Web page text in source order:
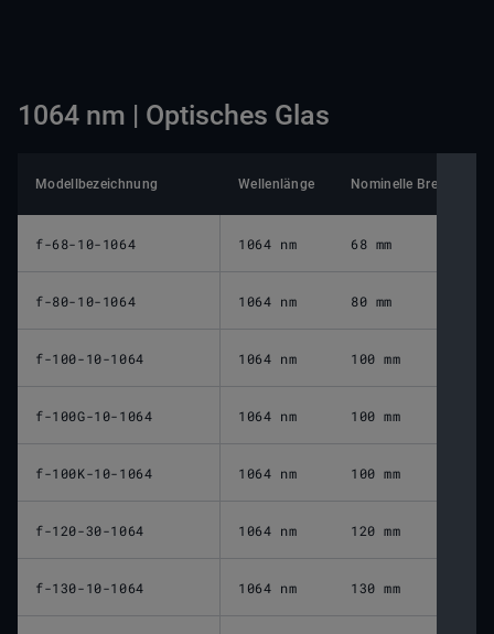
1064 nm | Optisches Glas
Modellbezeichnung Wellenlänge Nominelle Brennweite
f-68-10-1064 1064 nm 68 mm
f-80-10-1064 1064 nm 80 mm
f-100-10-1064 1064 nm 100 mm
f-100G-10-1064 1064 nm 100 mm
f-100K-10-1064 1064 nm 100 mm
f-120-30-1064 1064 nm 120 mm
f-130-10-1064 1064 nm 130 mm